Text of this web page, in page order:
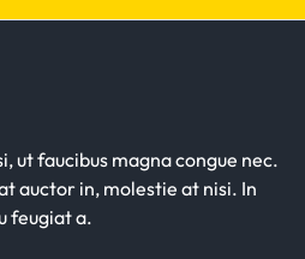
ut faucibus magna congue nec.
auctor in, molestie at nisi. In
feugiat a.